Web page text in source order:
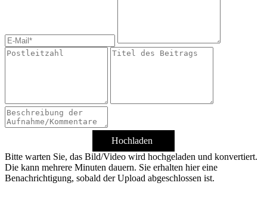
Hochladen
Bitte warten Sie, das Bild/Video wird hochgeladen und konvertiert.
Die kann mehrere Minuten dauern. Sie erhalten hier eine
Benachrichtigung, sobald der Upload abgeschlossen ist.